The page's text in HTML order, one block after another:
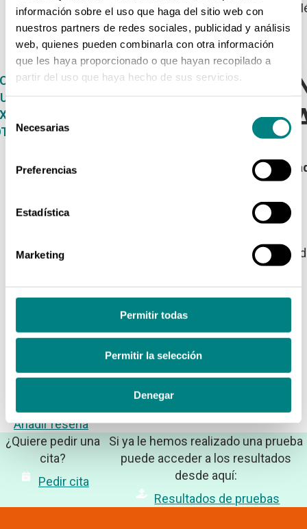
información sobre el uso que haga del sitio web con
nuestros partners de redes sociales, publicidad y análisis
web, quienes pueden combinarla con otra información
que les haya proporcionado o que hayan recopilado a
partir del uso que haya hecho de sus servicios.
Selección
de Necesarias
Preferencias
Estadística
Marketing
Permitir todas
Permitir la selección
Denegar
ACADÉMICA
Residente en la
de Medicina Nuclearen la
Clínica Universitaria de
Medicina y Cirugía. Facultad
de Medicina. Universidad de
Córdoba
Ayudanos y deja tu reseña en Google
Entra en la ficha de cada uno de nuestros centros y
Añadir reseña
¿Quiere pedir una
cita?
Pedir cita
Si ya le hemos realizado una prueba
puede acceder a los resultados
desde aquí:
Resultados de pruebas